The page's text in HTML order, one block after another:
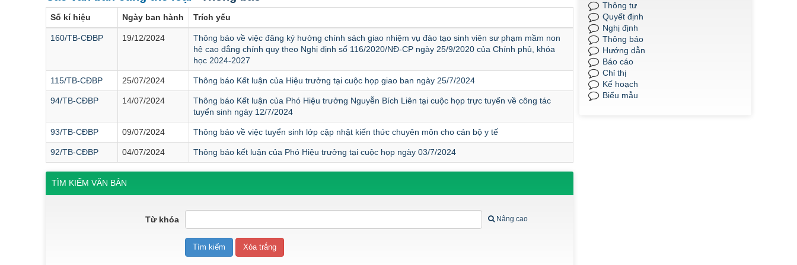
Số kí hiệu Ngày ban hành Trích yếu
160/TB-CĐBP 19/12/2024
Thông báo về việc đăng ký hưởng chính sách giao nhiệm vụ đào tạo sinh viên sư phạm mầm non
hệ cao đẳng chính quy theo Nghị định số 116/2020/NĐ-CP ngày 25/9/2020 của Chính phủ, khóa
học 2024-2027
115/TB-CĐBP 25/07/2024 Thông báo Kết luận của Hiệu trưởng tại cuộc họp giao ban ngày 25/7/2024
94/TB-CĐBP 14/07/2024
Thông báo Kết luận của Phó Hiệu trưởng Nguyễn Bích Liên tại cuộc họp trực tuyến về công tác
tuyển sinh ngày 12/7/2024
93/TB-CĐBP 09/07/2024 Thông báo về việc tuyển sinh lớp cập nhật kiến thức chuyên môn cho cán bộ y tế
92/TB-CĐBP 04/07/2024 Thông báo kết luận của Phó Hiệu trưởng tại cuộc họp ngày 03/7/2024
TÌM KIẾM VĂN BẢN
Từ khóa Nâng cao
2025.
Thời gian đăng: 09/06/2025
lượt xem: 648 | lượt tải:268
QĐ185/2025
QĐ 185 Về việc công nhận kết quả điểm
rèn luyện của sinh viên K22, khối Sư
phạm và Y- Dược học kỳ II, năm học
Thông tư
Quyết định
Nghị định
Thông báo
Hướng dẫn
Báo cáo
Chỉ thị
Kế hoạch
Biểu mẫu